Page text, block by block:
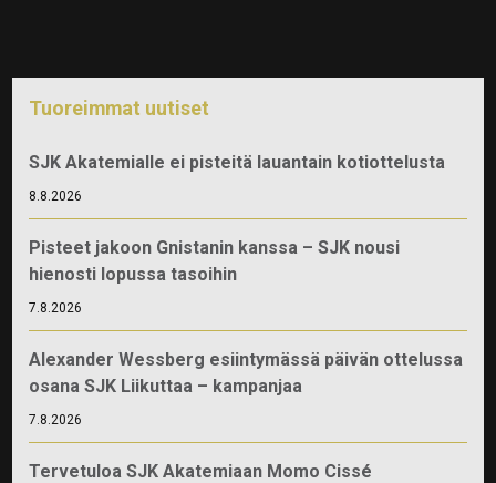
Tuoreimmat uutiset
SJK Akatemialle ei pisteitä lauantain kotiottelusta
8.8.2026
Pisteet jakoon Gnistanin kanssa – SJK nousi
hienosti lopussa tasoihin
7.8.2026
Alexander Wessberg esiintymässä päivän ottelussa
osana SJK Liikuttaa – kampanjaa
7.8.2026
Tervetuloa SJK Akatemiaan Momo Cissé